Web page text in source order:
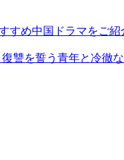
すめ中国ドラマをご紹
讐を誓う青年と冷徹